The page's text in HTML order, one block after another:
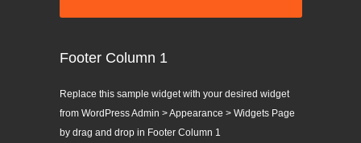
Footer Column 1
Replace this sample widget with your desired widget
from WordPress Admin > Appearance > Widgets Page
by drag and drop in Footer Column 1